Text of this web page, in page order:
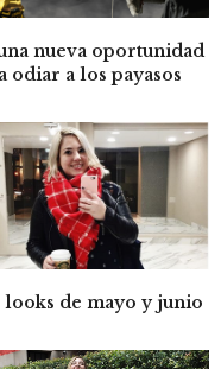
nueva oportunidad
odiar a los payasos
looks de mayo y junio